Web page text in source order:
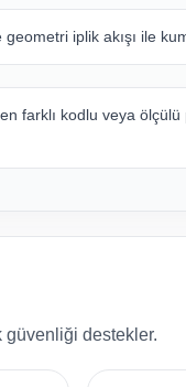
iplik akışı ile
farklı kodlu veya
güvenliği destekler.